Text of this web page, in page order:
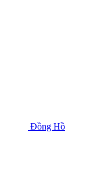
Đồng Hồ